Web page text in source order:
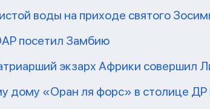
воды на приходе святого
посетил Замбию
экзарх Африки совершил
дому «Оран ля форс» в столице ДР